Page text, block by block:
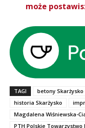
może
TAGI betony Skarżysko
historia Skarżysko
Magdalena Wiśniewska-
PTH Polskie Towarzystwo